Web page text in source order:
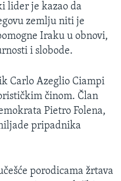
lider je kazao da
zemlju niti je
Iraku u obnovi,
i slobode.
Carlo Azeglio Ciampi
činom. Član
Pietro Folena,
pripadnika
porodicama žrtava